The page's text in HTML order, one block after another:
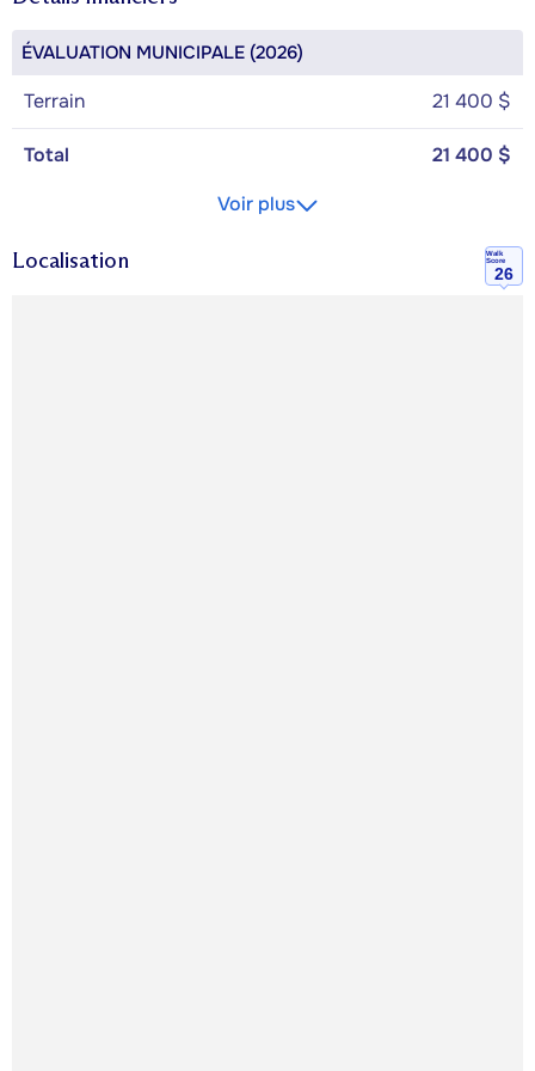
ÉVALUATION MUNICIPALE (2026)
Terrain 21 400 $
Total
21 400 $
Voir plus
Localisation
Walk
Score
26